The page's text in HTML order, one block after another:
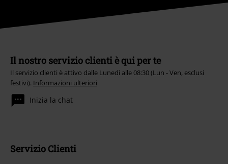
Il nostro servizio clienti è qui per te
Il servizio clienti è attivo dalle Lunedì alle 08:30 (Lun - Ven, esclusi
festivi). Informazioni ulteriori
Inizia la chat
Servizio Clienti